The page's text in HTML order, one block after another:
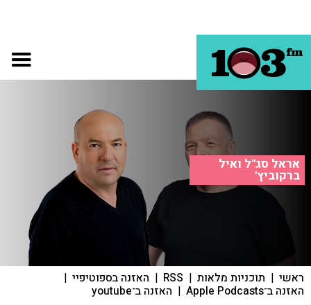
אראל סג"ל ואיל
ברקוביץ'
ראשי | תוכניות מלאות |
RSS
| האזנה בספוטיפיי |
האזנה ב־Apple Podcasts | האזנה ב־youtube